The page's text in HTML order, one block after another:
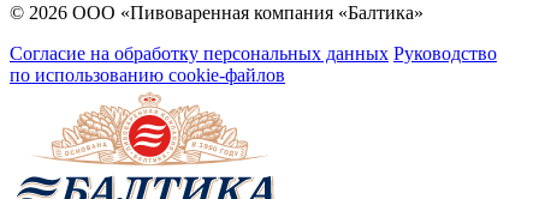
© 2026 ООО «Пивоваренная компания «Балтика»
Согласие на обработку персональных данных Руководство
по использованию cookie-файлов